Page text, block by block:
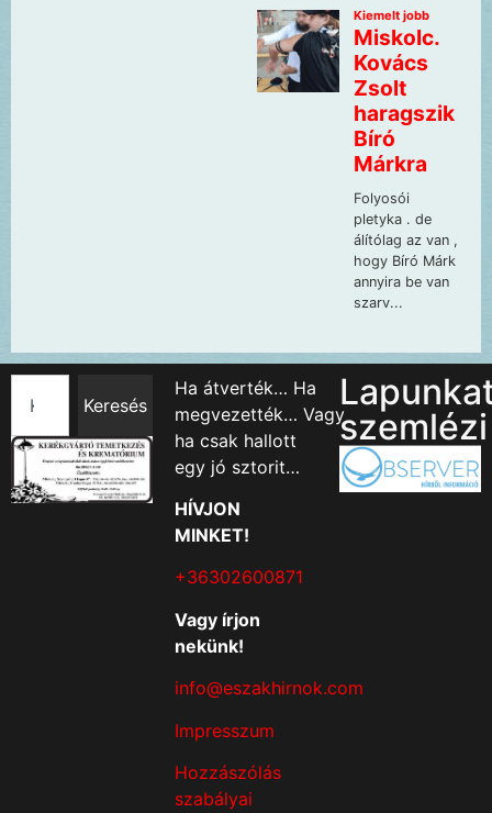
Keresés
Ha átverték… Ha
megvezették… Vagy
ha csak hallott
egy jó sztorit…
HÍVJON
MINKET!
+36302600871
Vagy írjon
nekünk!
info@eszakhirnok.com
Impresszum
Hozzászólás
szabályai
szemlézi